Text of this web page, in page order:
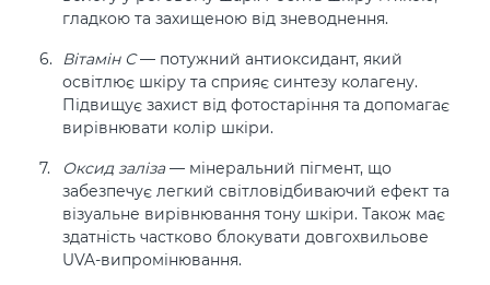
гладкою та захищеною від зневоднення.
Вітамін С— потужний антиоксидант, який
освітлює шкіру та сприяє синтезу колагену.
Підвищує захист від фотостаріння та допомагає
вирівнювати колір шкіри.
Оксид заліза— мінеральний пігмент, що
забезпечує легкий світловідбиваючий ефект та
візуальне вирівнювання тону шкіри. Також має
здатність частково блокувати довгохвильове
UVA-випромінювання.